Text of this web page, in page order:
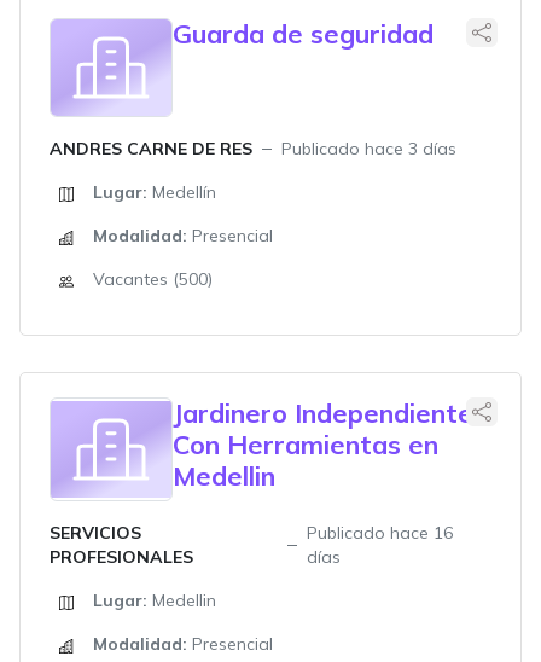
Guarda de seguridad
ANDRES CARNE DE RES
Publicado hace 3 días
Lugar: Medellín
Modalidad: Presencial
Vacantes (500)
Jardinero Independiente
Con Herramientas en
Medellin
SERVICIOS
PROFESIONALES
Publicado hace 16
días
Lugar: Medellin
Modalidad: Presencial